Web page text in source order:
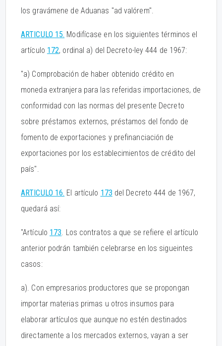
los gravámene de Aduanas "ad valórem".
ARTICULO 15. Modifícase en los siguientes términos el
artículo 172, ordinal a) del Decreto-ley 444 de 1967:
"a) Comprobación de haber obtenido crédito en
moneda extranjera para las referidas importaciones, de
conformidad con las normas del presente Decreto
sobre préstamos externos, préstamos del fondo de
fomento de exportaciones y prefinanciación de
exportaciones por los establecimientos de crédito del
país".
ARTICULO 16. El artículo 173 del Decreto 444 de 1967,
quedará así:
"Artículo 173. Los contratos a que se refiere el artículo
anterior podrán también celebrarse en los sigueintes
casos:
a). Con empresarios productores que se propongan
importar materias primas u otros insumos para
elaborar artículos que aunque no estén destinados
directamente a los mercados externos, vayan a ser